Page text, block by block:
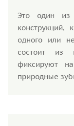
Это один из
конструкций,
одного или
состоит из
фиксируют
природные